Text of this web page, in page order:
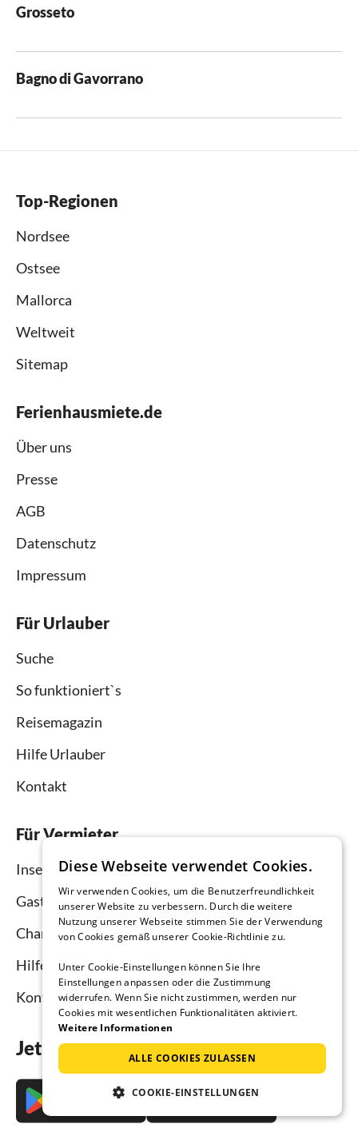
Grosseto
Bagno di Gavorrano
Top-Regionen
Nordsee
Ostsee
Mallorca
Weltweit
Sitemap
Ferienhausmiete.de
Über uns
Presse
AGB
Datenschutz
Impressum
Für Urlauber
Suche
So funktioniert`s
Reisemagazin
Hilfe Urlauber
Kontakt
Für Vermieter
Inserieren und vermieten
Gastgebermagazin
Channel Manager
Hilfe Vermieter
Kontakt
Jetzt die App downloaden
Diese Webseite verwendet Cookies.
Wir verwenden Cookies, um die Benutzerfreundlichkeit
unserer Website zu verbessern. Durch die weitere
Nutzung unserer Webseite stimmen Sie der Verwendung
von Cookies gemäß unserer Cookie-Richtlinie zu.
Unter Cookie-Einstellungen können Sie Ihre
Einstellungen anpassen oder die Zustimmung
widerrufen. Wenn Sie nicht zustimmen, werden nur
Cookies mit wesentlichen Funktionalitäten aktiviert.
Weitere Informationen
ALLE COOKIES ZULASSEN
COOKIE-EINSTELLUNGEN